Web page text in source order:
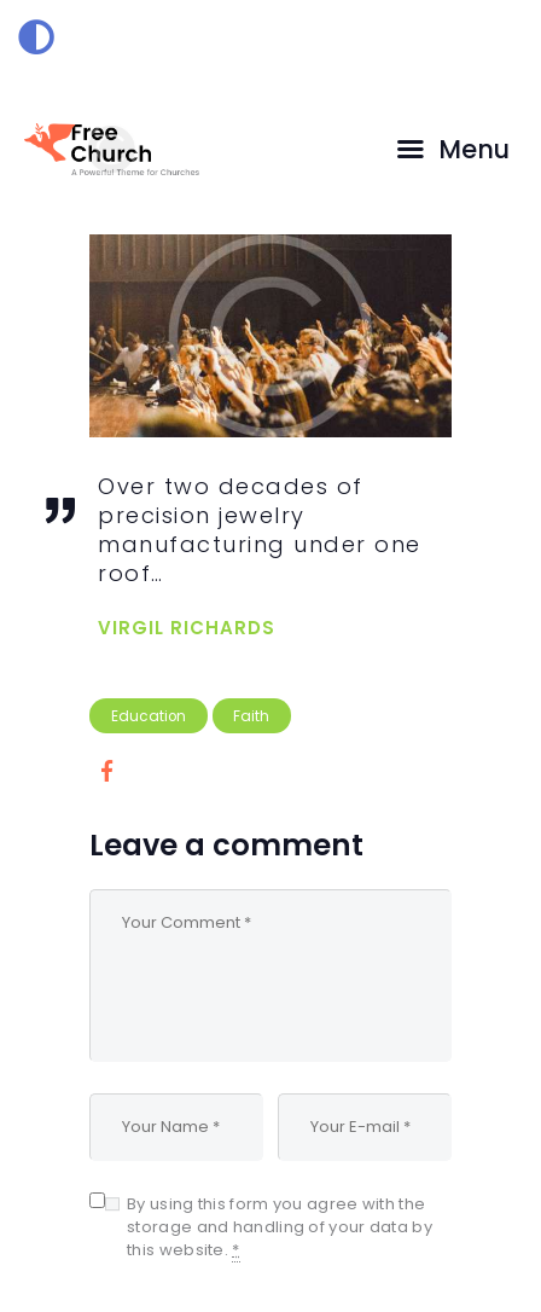
Menu
Over two decades of
precision jewelry
manufacturing under one
roof…
VIRGIL RICHARDS
Education Faith
Leave a comment
By using this form you agree with the
storage and handling of your data by
this website. *